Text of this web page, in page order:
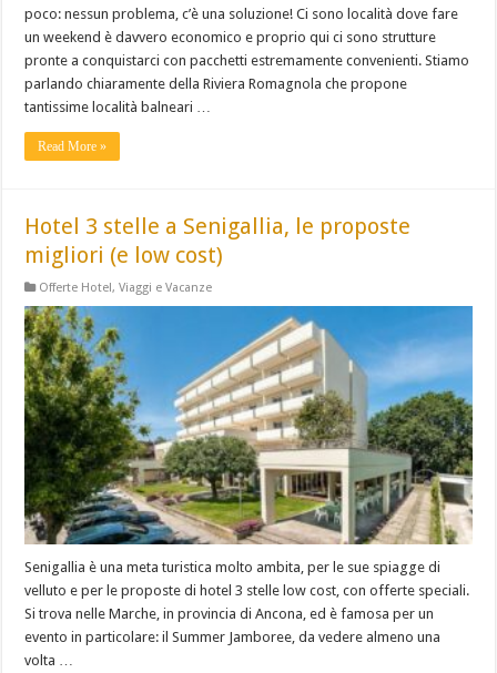
poco: nessun problema, c’è una soluzione! Ci sono località dove fare
un weekend è davvero economico e proprio qui ci sono strutture
pronte a conquistarci con pacchetti estremamente convenienti. Stiamo
parlando chiaramente della Riviera Romagnola che propone
tantissime località balneari …
Read More »
Hotel 3 stelle a Senigallia, le proposte
migliori (e low cost)
Offerte Hotel,Viaggi e Vacanze
Senigallia è una meta turistica molto ambita, per le sue spiagge di
velluto e per le proposte di hotel 3 stelle low cost, con offerte speciali.
Si trova nelle Marche, in provincia di Ancona, ed è famosa per un
evento in particolare: il Summer Jamboree, da vedere almeno una
volta …